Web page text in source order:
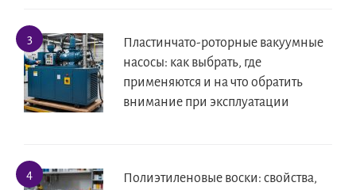
Пластинчато-роторные вакуумные
насосы: как выбрать, где
применяются и на что обратить
внимание при эксплуатации
Полиэтиленовые воски: свойства,